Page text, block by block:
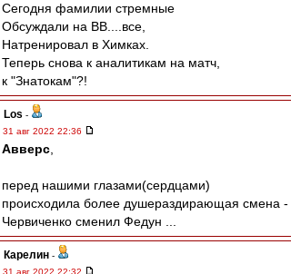
Сегодня фамилии стремные
Обсуждали на ВВ....все,
Натренировал в Химках.
Теперь снова к аналитикам на матч,
к "Знатокам"?!
Los -
31 авг 2022 22:36
Авверс
перед нашими глазами(сердцами)
происходила более душераздирающая смена -
Червиченко сменил Федун ...
Карелин -
31 авг 2022 22:32